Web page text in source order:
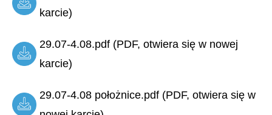
karcie)
29.07-4.08.pdf (PDF, otwiera się w nowej
karcie)
29.07-4.08 położnice.pdf (PDF, otwiera się w